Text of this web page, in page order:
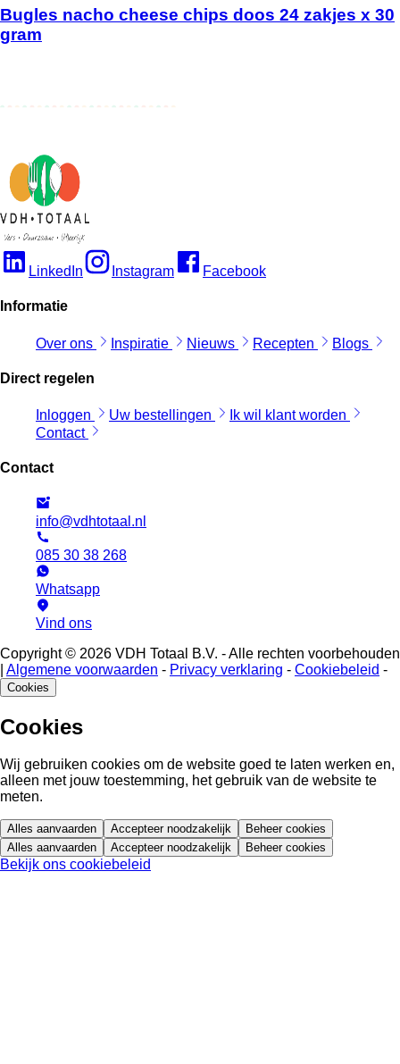
Bugles nacho cheese chips doos 24 zakjes x 30
gram
LinkedIn Instagram Facebook
Informatie
Over ons Inspiratie Nieuws Recepten Blogs
Direct regelen
Inloggen Uw bestellingen
Ik wil klant worden
Contact
Contact
info@vdhtotaal.nl
085 30 38 268
Whatsapp
Vind ons
Copyright © 2026 VDH Totaal B.V. - Alle rechten voorbehouden
Algemene voorwaarden - Privacy verklaring - Cookiebeleid -
Cookies
Cookies
Wij gebruiken cookies om de website goed te laten werken en,
alleen met jouw toestemming, het gebruik van de website te
meten.
Alles aanvaarden Accepteer noodzakelijk
Beheer cookies
Alles aanvaarden
Accepteer noodzakelijk Beheer cookies
Bekijk ons cookiebeleid